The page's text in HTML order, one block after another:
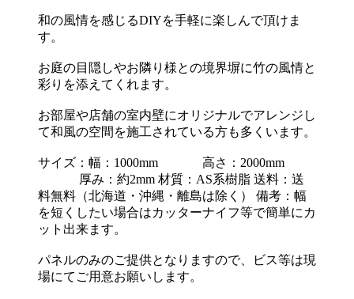
和の風情を感じるDIYを手軽に楽しんで頂けま
す。
お庭の目隠しやお隣り様との境界塀に竹の風情と
彩りを添えてくれます。
お部屋や店舗の室内壁にオリジナルでアレンジし
て和風の空間を施工されている方も多くいます。
サイズ：幅：1000mm 高さ：2000mm
厚み：約2mm 材質：AS系樹脂 送料：送
料無料（北海道・沖縄・離島は除く） 備考：幅
を短くしたい場合はカッターナイフ等で簡単にカ
ット出来ます。
パネルのみのご提供となりますので、ビス等は現
場にてご用意お願いします。